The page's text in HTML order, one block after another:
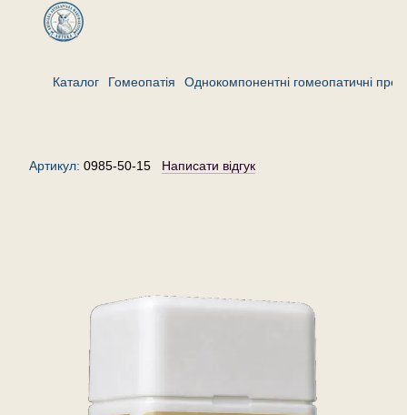
Каталог Гомеопатія Однокомпонентні гомеопатичні
Артикул: 0985-50-15 Написати відгук